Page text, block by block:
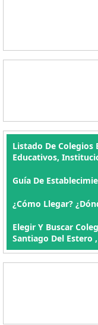
Listado De
Educativos,
Guía De
¿Cómo Llegar?
Elegir Y Buscar
Santiago Del Estero